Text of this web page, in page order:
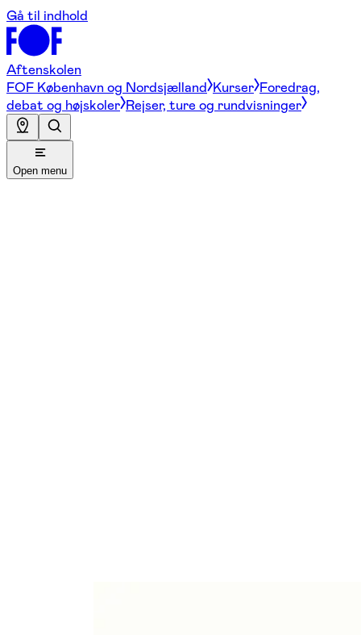
Gå til indhold
Aftenskolen
FOF København og Nordsjælland Kurser Foredrag,
debat og højskoler Rejser, ture og rundvisninger
Open menu